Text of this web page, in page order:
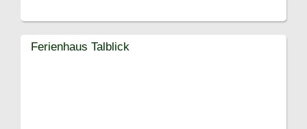
Ferienhaus Talblick